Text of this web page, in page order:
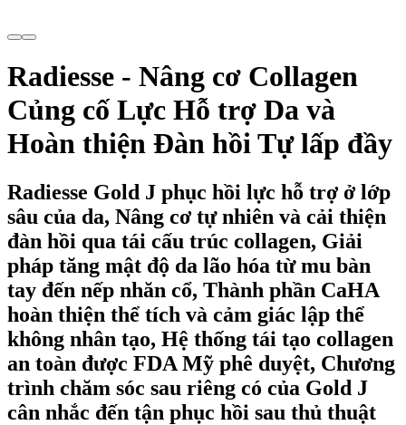
Radiesse - Nâng cơ Collagen
Củng cố Lực Hỗ trợ Da và
Hoàn thiện Đàn hồi Tự lấp đầy
Radiesse Gold J phục hồi lực hỗ trợ ở lớp
sâu của da, Nâng cơ tự nhiên và cải thiện
đàn hồi qua tái cấu trúc collagen, Giải
pháp tăng mật độ da lão hóa từ mu bàn
tay đến nếp nhăn cổ, Thành phần CaHA
hoàn thiện thể tích và cảm giác lập thể
không nhân tạo, Hệ thống tái tạo collagen
an toàn được FDA Mỹ phê duyệt, Chương
trình chăm sóc sau riêng có của Gold J
cân nhắc đến tận phục hồi sau thủ thuật